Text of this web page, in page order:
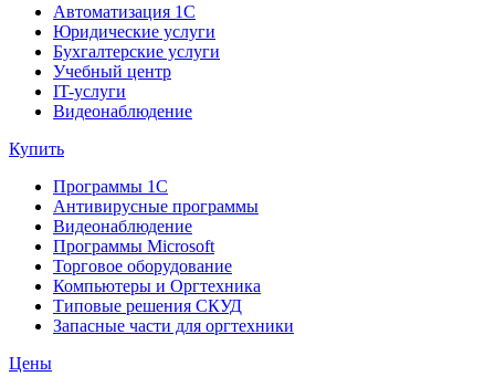
Автоматизация 1С
Юридические услуги
Бухгалтерские услуги
Учебный центр
IT-услуги
Видеонаблюдение
Купить
Программы 1С
Антивирусные программы
Видеонаблюдение
Программы Microsoft
Торговое оборудование
Компьютеры и Оргтехника
Типовые решения СКУД
Запасные части для оргтехники
Цены